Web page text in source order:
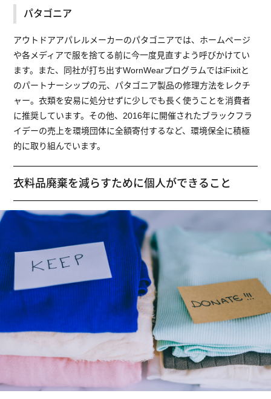
パタゴニア
アウトドアアパレルメーカーのパタゴニアでは、ホームページ
や各メディアで服を捨てる前に今一度見直すよう呼びかけてい
ます。また、同社が打ち出すWornWearプログラムではiFixitと
のパートナーシップの元、パタゴニア製品の修理方法をレクチ
ャー。衣類を安易に処分せずに少しでも長く使うことを消費者
に推奨しています。その他、2016年に開催されたブラックフラ
イデーの売上を環境団体に全額寄付するなど、環境保全に積極
的に取り組んでいます。
衣料品廃棄を減らすために個人ができること